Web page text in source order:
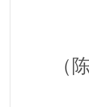
（陈